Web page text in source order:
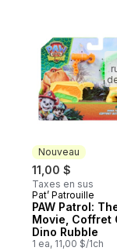
Nouveau
11,00 $
Taxes en sus
Nouveau
Pat’ Patrouille
PAW Patrol:
Movie, Coffret
Dino Rubble
1 ea, 11,00 $/1ch